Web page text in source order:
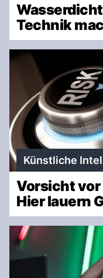
Technik
Künstliche
Vorsicht
Hier lauern